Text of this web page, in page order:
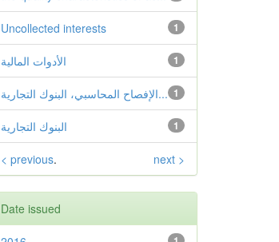
1
Uncollected interests
1 الأدوات المالية
1 الإفصاح المحاسبي، البنوك التجارية...
1 البنوك التجارية
.
< previous next >
Date issued